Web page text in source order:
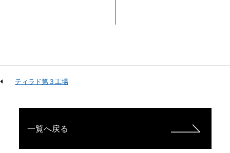
ティラド第３工場
一覧へ戻る